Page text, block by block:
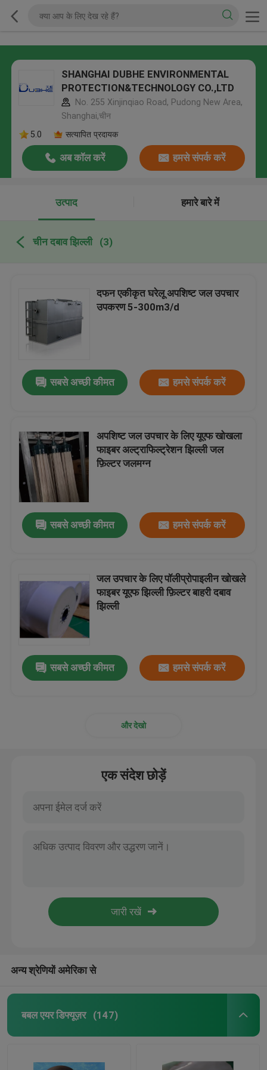
SHANGHAI DUBHE ENVIRONMENTAL
PROTECTION&TECHNOLOGY CO.,LTD
No. 255 Xinjinqiao Road, Pudong New Area,
Shanghai,चीन
5.0
सत्यापित प्रदायक
अब कॉल करें हमसे संपर्क करें
उत्पाद हमारे बारे में
चीन दबाव झिल्ली (3)
दफन एकीकृत घरेलू अपशिष्ट जल उपचार
उपकरण 5-300m3/d
सबसे अच्छी कीमत हमसे संपर्क करें
अपशिष्ट जल उपचार के लिए यूएफ खोखला
फाइबर अल्ट्राफिल्ट्रेशन झिल्ली जल
फ़िल्टर जलमग्न
सबसे अच्छी कीमत हमसे संपर्क करें
जल उपचार के लिए पॉलीप्रोपाइलीन खोखले
फाइबर यूएफ झिल्ली फ़िल्टर बाहरी दबाव
झिल्ली
सबसे अच्छी कीमत हमसे संपर्क करें
और देखो
एक संदेश छोड़ें
अन्य श्रेणियों अमेरिका से
बबल एयर डिफ्यूज़र (147)